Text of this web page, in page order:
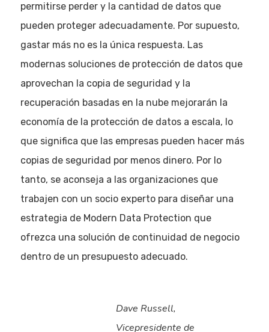
permitirse perder y la cantidad de datos que
pueden proteger adecuadamente. Por supuesto,
gastar más no es la única respuesta. Las
modernas soluciones de protección de datos que
aprovechan la copia de seguridad y la
recuperación basadas en la nube mejorarán la
economía de la protección de datos a escala, lo
que significa que las empresas pueden hacer más
copias de seguridad por menos dinero. Por lo
tanto, se aconseja a las organizaciones que
trabajen con un socio experto para diseñar una
estrategia de Modern Data Protection que
ofrezca una solución de continuidad de negocio
dentro de un presupuesto adecuado.
Dave Russell,
Vicepresidente de